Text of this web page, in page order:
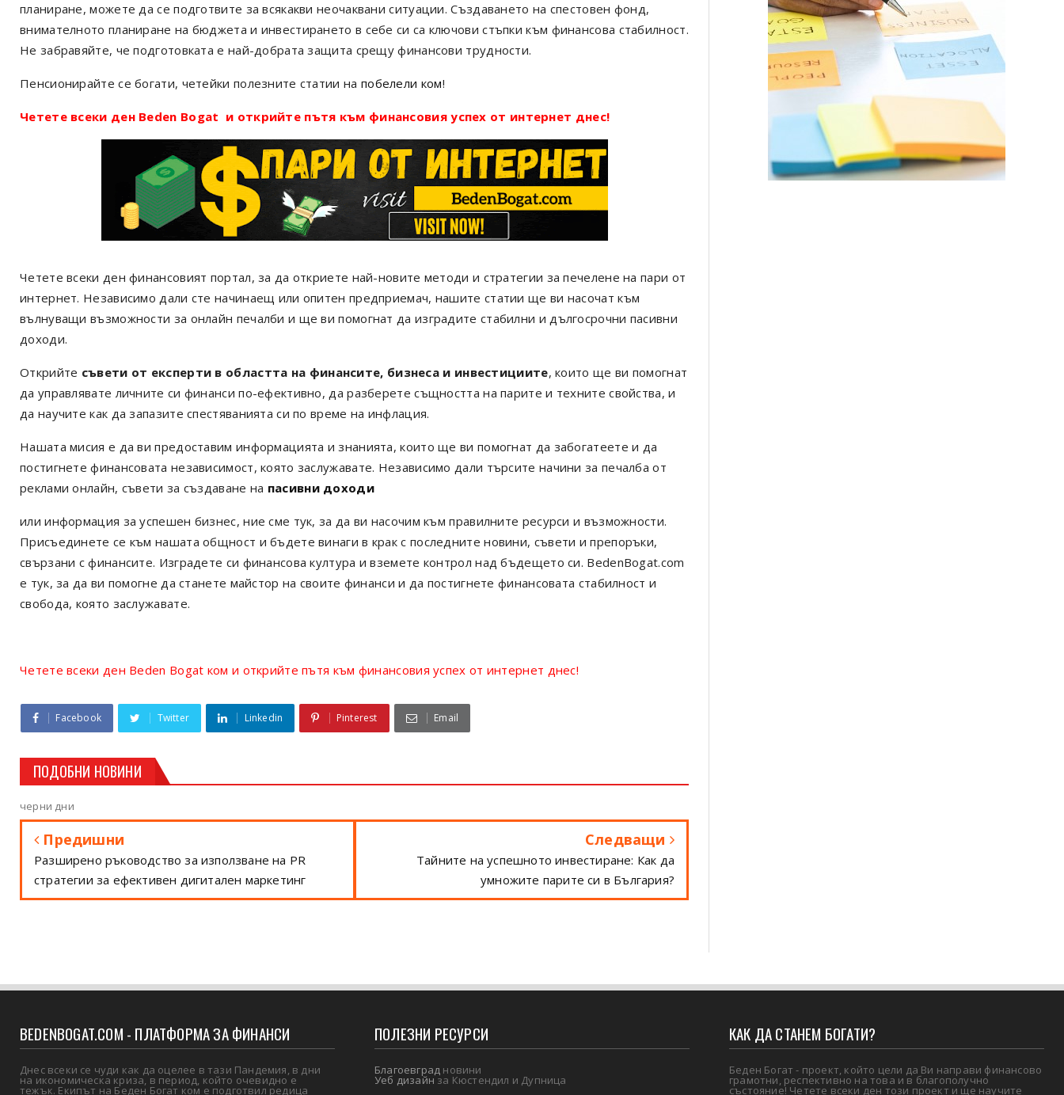
планиране, можете да се подготвите за всякакви неочаквани ситуации. Създаването на спестовен фонд,
внимателното планиране на бюджета и инвестирането в себе си са ключови стъпки към финансова стабилност.
Не забравяйте, че подготовката е най-добрата защита срещу финансови трудности.
Пенсионирайте се богати, четейки полезните статии на побелели ком!
Четете всеки ден Beden Bogat и открийте пътя към финансовия успех от интернет днес!
Четете всеки ден финансовият портал, за да откриете най-новите методи и стратегии за печелене на пари от
интернет. Независимо дали сте начинаещ или опитен предприемач, нашите статии ще ви насочат към
вълнуващи възможности за онлайн печалби и ще ви помогнат да изградите стабилни и дългосрочни пасивни
доходи.
Открийте съвети от експерти в областта на финансите, бизнеса и инвестициите, които ще ви помогнат
да управлявате личните си финанси по-ефективно, да разберете същността на парите и техните свойства, и
да научите как да запазите спестяванията си по време на инфлация.
Нашата мисия е да ви предоставим информацията и знанията, които ще ви помогнат да забогатеете и да
постигнете финансовата независимост, която заслужавате. Независимо дали търсите начини за печалба от
реклами онлайн, съвети за създаване на пасивни доходи
или информация за успешен бизнес, ние сме тук, за да ви насочим към правилните ресурси и възможности.
Присъединете се към нашата общност и бъдете винаги в крак с последните новини, съвети и препоръки,
свързани с финансите. Изградете си финансова култура и вземете контрол над бъдещето си. BedenBogat.com
е тук, за да ви помогне да станете майстор на своите финанси и да постигнете финансовата стабилност и
свобода, която заслужавате.
Четете всеки ден Beden Bogat ком и открийте пътя към финансовия успех от интернет днес!
Facebook Twitter Linkedin Pinterest Email
ПОДОБНИ НОВИНИ
черни дни
Предишни
Разширено ръководство за използване на PR
стратегии за ефективен дигитален маркетинг
Следващи
Тайните на успешното инвестиране: Как да
умножите парите си в България?
BEDENBOGAT.COM - ПЛАТФОРМА ЗА ФИНАНСИ
Днес всеки се чуди как да оцелее в тази Пандемия, в дни
на икономическа криза, в период, който очевидно е
тежък. Екипът на Беден Богат ком е подготвил редица
ПОЛЕЗНИ РЕСУРСИ
Благоевград новини
Уеб дизайнза Кюстендил и Дупница
КАК ДА СТАНЕМ БОГАТИ?
Беден Богат - проект, който цели да Ви направи финансово
грамотни, респективно на това и в благополучно
състояние! Четете всеки ден този проект и ще научите